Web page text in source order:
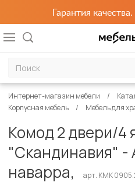
Гарантия
Интернет-магазин мебели
Корпусная мебель
Мебель для
Комод 2 двери/4
"Скандинавия"
наварра,
арт. КМК